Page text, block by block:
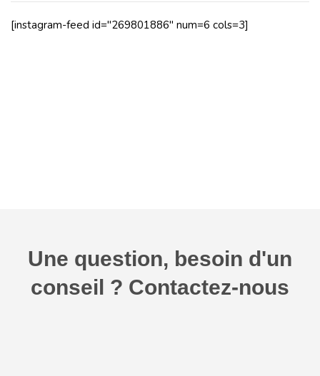
[instagram-feed id="269801886" num=6 cols=3]
Une question, besoin d'un
conseil ? Contactez-nous